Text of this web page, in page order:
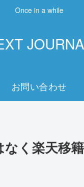
Once in a while
お問い合わせ
く楽天移